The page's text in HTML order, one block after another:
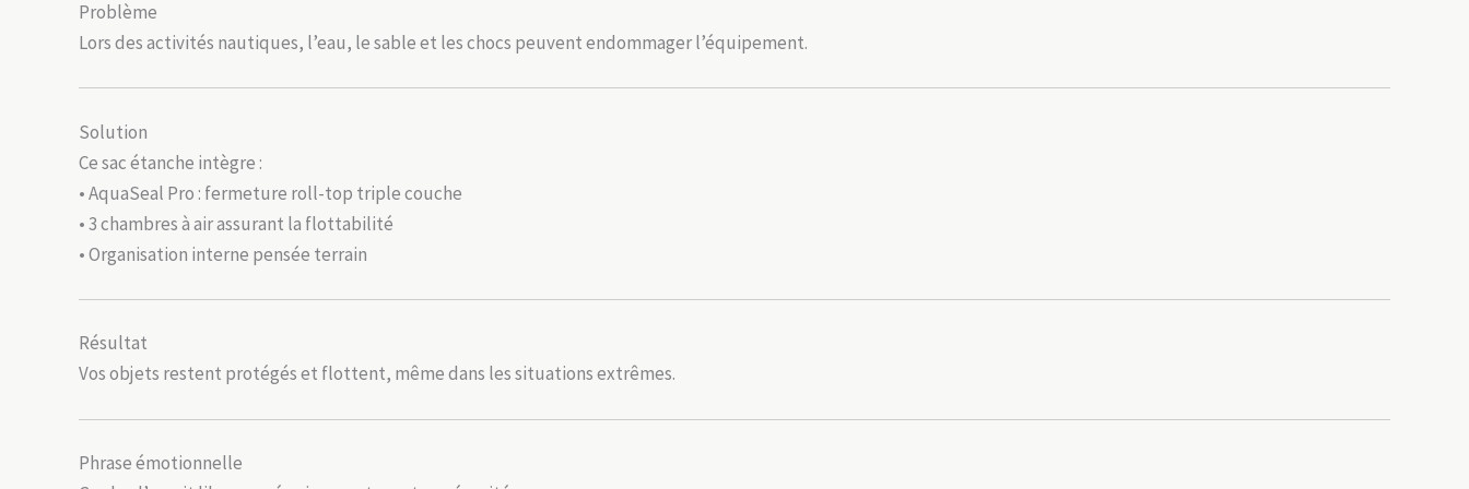
Problème
Lors des activités nautiques, l’eau, le sable et les chocs peuvent endommager l’équipement.
Solution
Ce sac étanche intègre :
• AquaSeal Pro : fermeture roll-top triple couche
• 3 chambres à air assurant la flottabilité
• Organisation interne pensée terrain
Résultat
Vos objets restent protégés et flottent, même dans les situations extrêmes.
Phrase émotionnelle